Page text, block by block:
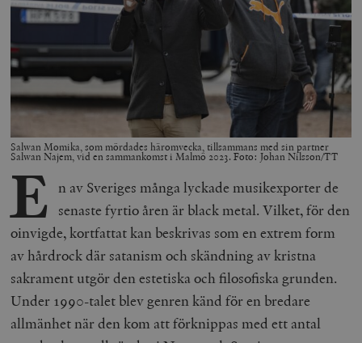
Salwan Momika, som mördades häromvecka, tillsammans med sin partner
Salwan Najem, vid en sammankomst i Malmö 2023. Foto: Johan Nilsson/TT
E
n av Sveriges många lyckade musikexporter de
senaste fyrtio åren är black metal. Vilket, för den
oinvigde, kortfattat kan beskrivas som en extrem form
av hårdrock där satanism och skändning av kristna
sakrament utgör den estetiska och filosofiska grunden.
Under 1990-talet blev genren känd för en bredare
allmänhet när den kom att förknippas med ett antal